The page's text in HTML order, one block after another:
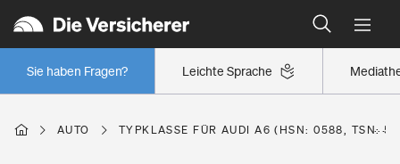
Leichte Sprache
Sie haben Fragen?
Wer versichert was: Jetzt Versicherer finden
Regionalklassen: So ist Ihre Region eingestuft
Wer versichert was: Jetzt Versicherer finden
AUTO TYPKLASSE FÜR AUDI A6 (HSN: 0588, TSN: